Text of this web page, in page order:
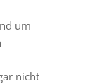
um
nicht